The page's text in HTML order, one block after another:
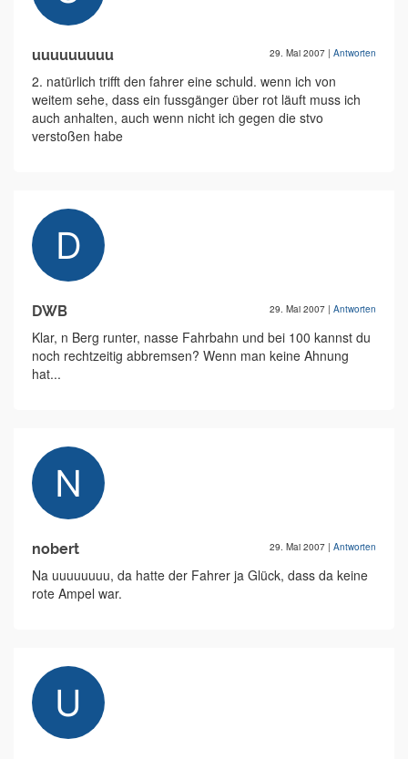
uuuuuuuuu 29. Mai 2007 | Antworten
2. natürlich trifft den fahrer eine schuld. wenn ich von
weitem sehe, dass ein fussgänger über rot läuft muss ich
auch anhalten, auch wenn nicht ich gegen die stvo
verstoßen habe
DWB 29. Mai 2007 | Antworten
Klar, n Berg runter, nasse Fahrbahn und bei 100 kannst du
noch rechtzeitig abbremsen? Wenn man keine Ahnung
hat...
nobert 29. Mai 2007 | Antworten
Na uuuuuuuu, da hatte der Fahrer ja Glück, dass da keine
rote Ampel war.